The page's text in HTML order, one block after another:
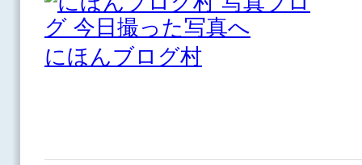
にほんブログ村